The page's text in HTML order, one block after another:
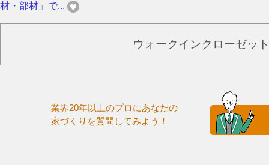
材・部材」で...
ウォークインクローゼッ
業界20年以上のプロにあなたの
家づくりを質問してみよう！